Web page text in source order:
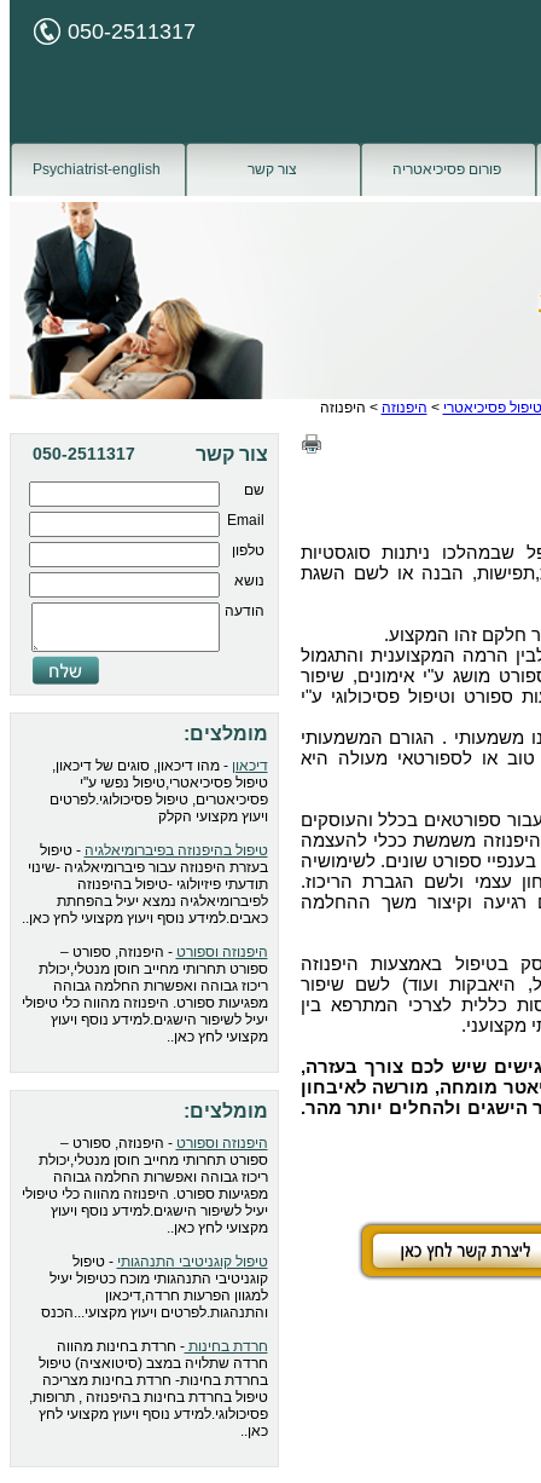
050-2511317
פורום פסיכיאטריה צור קשר Psychiatrist-english
טיפול פסיכיאטרי > היפנוזה > היפנוזה
שבמהלכו ניתנות סוגסטיות
הבנה או לשם השגת
חלקם זהו המקצוע.
הרמה המקצוענית והתגמול
מושג ע"י אימונים, שיפור
ספורט וטיפול פסיכולוגי ע"י
משמעותי . הגורם המשמעותי
או לספורטאי מעולה היא
ספורטאים בכלל והעוסקים
היפנוזה משמשת ככלי להעצמה
ספורט שונים. לשימושיה
עצמי ולשם הגברת הריכוז.
וקיצור משך ההחלמה
בטיפול באמצעות היפנוזה
היאבקות ועוד) לשם שיפור
כללית לצרכי המתרפא בין
מקצועני.
שיש לכם צורך בעזרה,
מומחה, מורשה לאיבחון
הישגים ולהחלים יותר מהר.
050-2511317 צור קשר
שם
Email
טלפון
נושא
הודעה
מומלצים:
דיכאון - מהו דיכאון, סוגים של דיכאון,
טיפול פסיכיאטרי,טיפול נפשי ע"י
פסיכיאטרים, טיפול פסיכולוגי.לפרטים
ויעוץ מקצועי הקלק
טיפול בהיפנוזה בפיברומיאלגיה - טיפול
בעזרת היפנוזה עבור פיברומיאלגיה -שינוי
תודעתי פיזיולוגי -טיפול בהיפנוזה
לפיברומיאלגיה נמצא יעיל בהפחתת
כאבים.למידע נוסף ויעוץ מקצועי לחץ כאן..
היפנוזה וספורט - היפנוזה, ספורט –
ספורט תחרותי מחייב חוסן מנטלי,יכולת
ריכוז גבוהה ואפשרות החלמה גבוהה
מפגיעות ספורט. היפנוזה מהווה כלי טיפולי
יעיל לשיפור הישגים.למידע נוסף ויעוץ
מקצועי לחץ כאן..
מומלצים:
היפנוזה וספורט - היפנוזה, ספורט –
ספורט תחרותי מחייב חוסן מנטלי,יכולת
ריכוז גבוהה ואפשרות החלמה גבוהה
מפגיעות ספורט. היפנוזה מהווה כלי טיפולי
יעיל לשיפור הישגים.למידע נוסף ויעוץ
מקצועי לחץ כאן..
טיפול קוגניטיבי התנהגותי - טיפול
קוגניטיבי התנהגותי מוכח כטיפול יעיל
למגוון הפרעות חרדה,דיכאון
והתנהגות.לפרטים ויעוץ מקצועי...הכנס
חרדת בחינות- חרדת בחינות מהווה
חרדה שתלויה במצב (סיטואציה) טיפול
בחרדת בחינות- חרדת בחינות מצריכה
טיפול בחרדת בחינות בהיפנוזה , תרופות,
פסיכולוגי.למידע נוסף ויעוץ מקצועי לחץ
כאן..